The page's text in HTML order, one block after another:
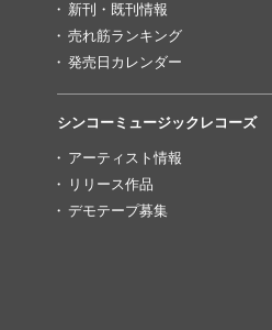
新刊・既刊情報
売れ筋ランキング
発売日カレンダー
シンコーミュージックレコーズ
アーティスト情報
リリース作品
デモテープ募集